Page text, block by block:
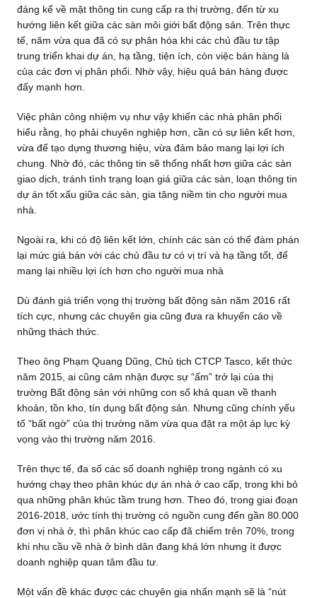
đáng kể về mặt thông tin cung cấp ra thị trường, đến từ xu
hướng liên kết giữa các sàn môi giới bất động sản. Trên thực
tế, năm vừa qua đã có sự phân hóa khi các chủ đầu tư tập
trung triển khai dự án, hạ tầng, tiện ích, còn việc bán hàng là
của các đơn vị phân phối. Nhờ vậy, hiệu quả bán hàng được
đẩy mạnh hơn.
Việc phân công nhiệm vụ như vậy khiến các nhà phân phối
hiểu rằng, họ phải chuyên nghiệp hơn, cần có sự liên kết hơn,
vừa để tạo dựng thương hiệu, vừa đảm bảo mang lại lợi ích
chung. Nhờ đó, các thông tin sẽ thống nhất hơn giữa các sàn
giao dịch, tránh tình trạng loạn giá giữa các sàn, loạn thông tin
dự án tốt xấu giữa các sàn, gia tăng niềm tin cho người mua
nhà.
Ngoài ra, khi có độ liên kết lớn, chính các sàn có thể đàm phán
lại mức giá bán với các chủ đầu tư có vị trí và hạ tầng tốt, để
mang lại nhiều lợi ích hơn cho người mua nhà
Dù đánh giá triển vọng thị trường bất động sản năm 2016 rất
tích cực, nhưng các chuyên gia cũng đưa ra khuyến cáo về
những thách thức.
Theo ông Phạm Quang Dũng, Chủ tịch CTCP Tasco, kết thức
năm 2015, ai cũng cảm nhận được sự “ấm” trở lại của thị
trường Bất động sản với những con số khả quan về thanh
khoản, tồn kho, tín dụng bất động sản. Nhưng cũng chính yếu
tố “bất ngờ” của thị trường năm vừa qua đặt ra một áp lực kỳ
vọng vào thị trường năm 2016.
Trên thực tế, đa số các số doanh nghiệp trong ngành có xu
hướng chạy theo phân khúc dự án nhà ở cao cấp, trong khi bỏ
qua những phân khúc tầm trung hơn. Theo đó, trong giai đoạn
2016-2018, ước tính thị trường có nguồn cung đến gần 80.000
đơn vị nhà ở, thì phân khúc cao cấp đã chiếm trên 70%, trong
khi nhu cầu về nhà ở bình dân đang khá lớn nhưng ít được
doanh nghiệp quan tâm đầu tư.
Một vấn đề khác được các chuyên gia nhấn mạnh sẽ là “nút